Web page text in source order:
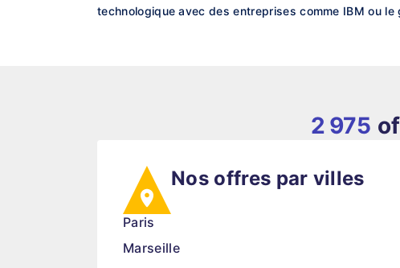
technologique avec des entreprises comme IBM ou
2 975
Nos offres par villes
Paris
Marseille